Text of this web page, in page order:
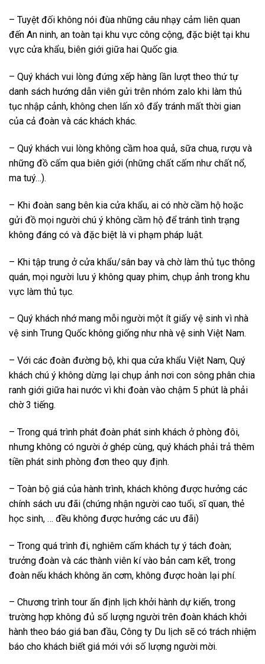
– Tuyệt đối không nói đùa những câu nhạy cảm liên quan
đến An ninh, an toàn tại khu vực công cộng, đặc biệt tại khu
vực cửa khẩu, biên giới giữa hai Quốc gia.
– Quý khách vui lòng đứng xếp hàng lần lượt theo thứ tự
danh sách hướng dẫn viên gửi trên nhóm zalo khi làm thủ
tục nhập cảnh, không chen lấn xô đẩy tránh mất thời gian
của cả đoàn và các khách khác.
– Quý khách vui lòng không cầm hoa quả, sữa chua, rượu và
những đồ cấm qua biên giới (những chất cấm như chất nổ,
ma tuý…).
– Khi đoàn sang bên kia cửa khẩu, ai có nhờ cầm hộ hoặc
gửi đồ mọi người chú ý không cầm hộ để tránh tình trạng
không đáng có và đặc biệt là vi phạm pháp luật.
– Khi tập trung ở cửa khẩu/sân bay và chờ làm thủ tục thông
quán, mọi người lưu ý không quay phim, chụp ảnh trong khu
vực làm thủ tục.
– Quý khách nhớ mang mỗi người một ít giấy vệ sinh vì nhà
vệ sinh Trung Quốc không giống như nhà vệ sinh Việt Nam.
– Với các đoàn đường bộ, khi qua cửa khẩu Việt Nam, Quý
khách chú ý không dừng lại chụp ảnh nơi con sông phân chia
ranh giới giữa hai nước vì khi đoàn vào chậm 5 phút là phải
chờ 3 tiếng.
– Trong quá trình phát đoàn phát sinh khách ở phòng đôi,
nhưng không có người ở ghép cùng, quý khách phải trả thêm
tiền phát sinh phòng đơn theo quy định.
– Toàn bộ giá của hành trình, khách không được hưởng các
chính sách ưu đãi (chứng nhận người cao tuổi, sĩ quan, thẻ
học sinh, … đều không được hưởng các ưu đãi)
– Trong quá trình đi, nghiêm cấm khách tự ý tách đoàn;
trưởng đoàn và các thành viên kí vào bản cam kết, trong
đoàn nếu khách không ăn cơm, không được hoàn lại phí.
– Chương trình tour ấn định lịch khởi hành dự kiến, trong
trường hợp không đủ số lượng người trên đoàn khách khởi
hành theo báo giá ban đầu, Công ty Du lịch sẽ có trách nhiệm
báo cho khách biết giá mới với số lượng người mời.